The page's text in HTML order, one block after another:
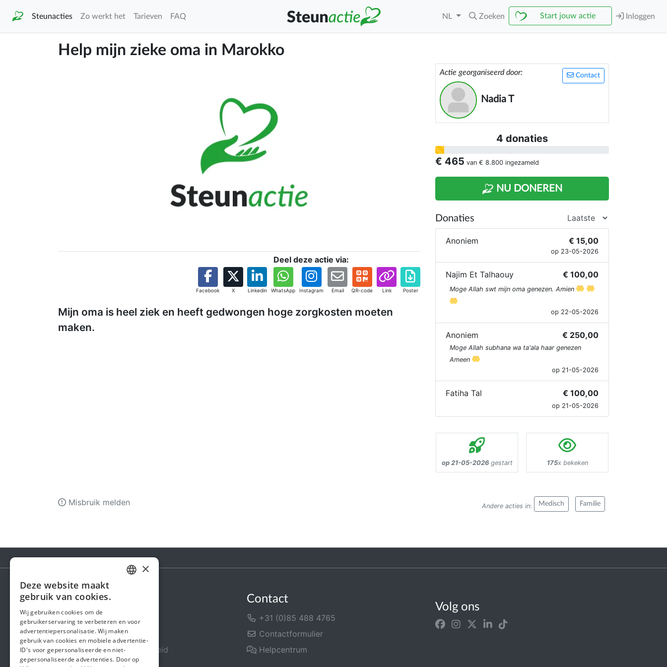
Steunacties Zo werkt het Tarieven FAQ NL Zoeken Start jouw actie Inloggen
Help mijn zieke oma in Marokko
Deel deze actie via:
Facebook X Linkedin WhatsApp Instagram Email QR-code Link Poster
Mijn oma is heel ziek en heeft gedwongen hoge zorgkosten moeten
maken.
Contact
Actie georganiseerd door:
Nadia T
4 donaties
€ 465 van € 8.800 ingezameld
NU DONEREN
Donaties
Anoniem € 15,00
op 23-05-2026
Najim Et Talhaouy € 100,00
Moge Allah swt mijn oma genezen. Amien
op 22-05-2026
Anoniem € 250,00
Moge Allah subhana wa ta'ala haar genezen
Ameen
op 21-05-2026
Fatiha Tal € 100,00
op 21-05-2026
op 21-05-2026gestart 175x bekeken
Andere acties in: Medisch Familie
Misbruik melden
Steunactie
Over ons
In de media
Veiligheid & Betrouwbaarheid
Contact
+31 (0)85 488 4765
Contactformulier
Helpcentrum
Volg ons
ENGLISH
×
Deze website maakt
gebruik van cookies.
Wij gebruiken cookies om de
gebruikerservaring te verbeteren en voor
advertentiepersonalisatie. Wij maken
gebruik van cookies en mobiele advertentie-
ID's voor gepersonaliseerde en niet-
gepersonaliseerde advertenties. Door op